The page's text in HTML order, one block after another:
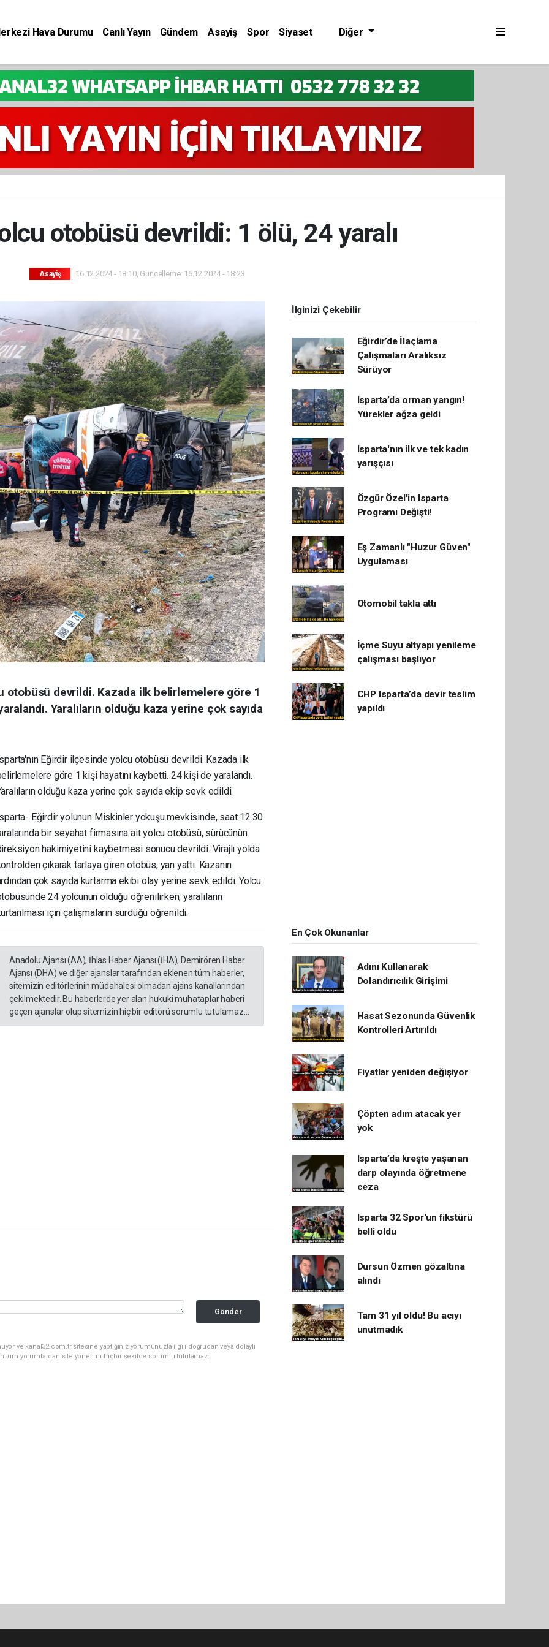
Hava Durumu Canlı Yayın Gündem Asayiş Spor Siyaset Diğer
otobüsü devrildi: 1 ölü, 24 yaralı
Asayiş 16.12.2024 - 18:10, Güncelleme: 16.12.2024 - 18:23
otobüsü devrildi. Kazada ilk belirlemelere göre 1
Yaralıların olduğu kaza yerine çok sayıda
Eğirdir ilçesinde yolcu otobüsü devrildi. Kazada ilk
göre 1 kişi hayatını kaybetti. 24 kişi de yaralandı.
olduğu kaza yerine çok sayıda ekip sevk edildi.
Eğirdir yolunun Miskinler yokuşu mevkisinde, saat 12.30
bir seyahat firmasına ait yolcu otobüsü, sürücünün
hakimiyetini kaybetmesi sonucu devrildi. Virajlı yolda
çıkarak tarlaya giren otobüs, yan yattı. Kazanın
çok sayıda kurtarma ekibi olay yerine sevk edildi. Yolcu
24 yolcunun olduğu öğrenilirken, yaralıların
için çalışmaların sürdüğü öğrenildi.
Anadolu Ajansı (AA), İhlas Haber Ajansı (İHA), Demirören Haber
Ajansı (DHA) ve diğer ajanslar tarafından eklenen tüm haberler,
sitemizin editörlerinin müdahalesi olmadan ajans kanallarından
çekilmektedir. Bu haberlerde yer alan hukuki muhataplar haberi
geçen ajanslar olup sitemizin hiç bir editörü sorumlu tutulamaz...
Gönder
ve kanal32.com.tr sitesine yaptığınız yorumunuzla ilgili doğrudan veya dolaylı
tüm yorumlardan site yönetimi hiçbir şekilde sorumlu tutulamaz.
İlginizi Çekebilir
Eğirdir’de İlaçlama
Çalışmaları Aralıksız
Sürüyor
Isparta’da orman yangın!
Yürekler ağza geldi
Isparta'nın ilk ve tek kadın
yarışçısı
Özgür Özel'in Isparta
Programı Değişti!
Eş Zamanlı "Huzur Güven"
Uygulaması
Otomobil takla attı
İçme Suyu altyapı yenileme
çalışması başlıyor
CHP Isparta’da devir teslim
yapıldı
En Çok Okunanlar
Adını Kullanarak
Dolandırıcılık Girişimi
Hasat Sezonunda Güvenlik
Kontrolleri Artırıldı
Fiyatlar yeniden değişiyor
Çöpten adım atacak yer
yok
Isparta’da kreşte yaşanan
darp olayında öğretmene
ceza
Isparta 32 Spor'un fikstürü
belli oldu
Dursun Özmen gözaltına
alındı
Tam 31 yıl oldu! Bu acıyı
unutmadık